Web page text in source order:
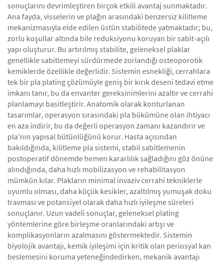
sonuçlarını devrimleştiren birçok etkili avantaj sunmaktadır.
Ana fayda, visselerin ve plağın arasındaki benzersiz kilitleme
mekanizmasıyla elde edilen üstün stabilitede yatmaktadır; bu,
zorlu koşullar altında bile reduksiyonu koruyan bir sabit-açılı
yapı oluşturur. Bu artırılmış stabilite, geleneksel plaklar
genellikle sabitlemeyi sürdürmede zorlandığı osteoporotik
kemiklerde özellikle değerlidir. Sistemin esnekliği, cerrahlara
tek bir pla plating çözümüyle geniş bir kırık deseni tedavi etme
imkanı tanır, bu da envanter gereksinimlerini azaltır ve cerrahi
planlamayı basitleştirir. Anatomik olarak konturlanan
tasarımlar, operasyon sırasındaki pla bükümüne olan ihtiyacı
en aza indirir, bu da değerli operasyon zamanı kazandırır ve
pla'nın yapısal bütünlüğünü korur. Hasta açısından
bakıldığında, kilitleme pla sistemi, stabil sabitlemenin
postoperatif dönemde hemen kararlılık sağladığını göz önüne
alındığında, daha hızlı mobilizasyon ve rehabilitasyon
mümkün kılar. Plakların minimal invaziv cerrahi tekniklerle
uyumlu olması, daha küçük kesikler, azaltılmış yumuşak doku
travması ve potansiyel olarak daha hızlı iyileşme süreleri
sonuçlanır. Uzun vadeli sonuçlar, geleneksel plating
yöntemlerine göre birleşme oranlarındaki artışı ve
komplikasyonların azalmasını göstermektedir. Sistemin
biyolojik avantajı, kemik iyileşimi için kritik olan periosyal kan
beslemesini koruma yeteneğindedirken, mekanik avantajı